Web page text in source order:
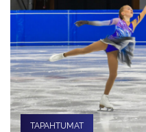
TAPAHTUMAT